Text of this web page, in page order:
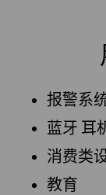
报警系
蓝牙 耳
消费类
教育